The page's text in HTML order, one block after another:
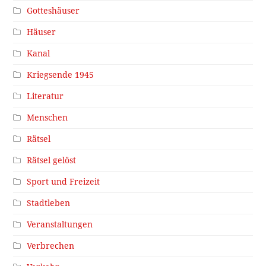
Gotteshäuser
Häuser
Kanal
Kriegsende 1945
Literatur
Menschen
Rätsel
Rätsel gelöst
Sport und Freizeit
Stadtleben
Veranstaltungen
Verbrechen